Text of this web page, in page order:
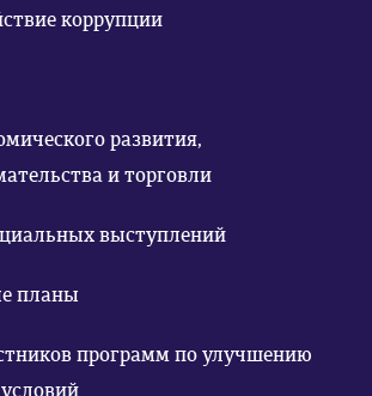
коррупции
развития,
и торговли
выступлений
планы
программ по улучшению